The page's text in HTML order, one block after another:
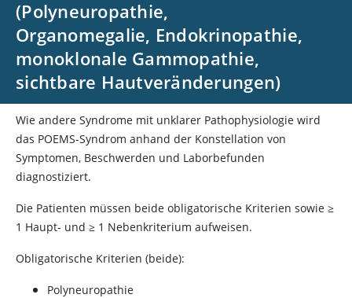
(Polyneuropathie,
Organomegalie, Endokrinopathie,
monoklonale Gammopathie,
sichtbare Hautveränderungen)
Wie andere Syndrome mit unklarer Pathophysiologie wird
das POEMS-Syndrom anhand der Konstellation von
Symptomen, Beschwerden und Laborbefunden
diagnostiziert.
Die Patienten müssen beide obligatorische Kriterien sowie ≥
1 Haupt- und ≥ 1 Nebenkriterium aufweisen.
Obligatorische Kriterien (beide):
Polyneuropathie